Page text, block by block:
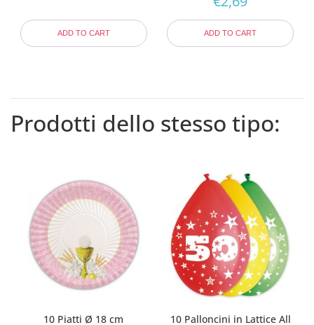
ADD TO CART ADD TO CART
Prodotti dello stesso tipo:
10 Piatti Ø 18 cm
10 Palloncini in Lattice All